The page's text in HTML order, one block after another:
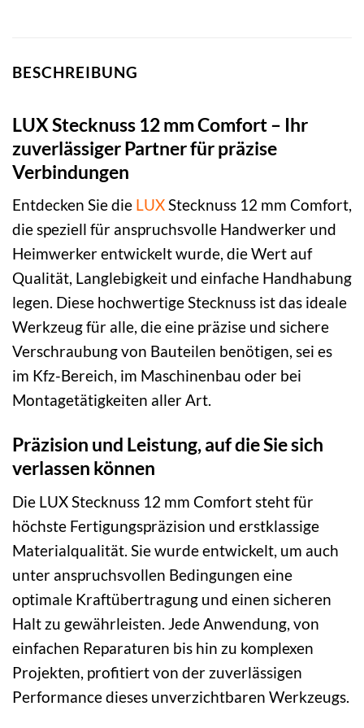
BESCHREIBUNG
LUX Stecknuss 12 mm Comfort – Ihr
zuverlässiger Partner für präzise
Verbindungen
Entdecken Sie die LUXStecknuss 12 mm Comfort,
die speziell für anspruchsvolle Handwerker und
Heimwerker entwickelt wurde, die Wert auf
Qualität, Langlebigkeit und einfache Handhabung
legen. Diese hochwertige Stecknuss ist das ideale
Werkzeug für alle, die eine präzise und sichere
Verschraubung von Bauteilen benötigen, sei es
im Kfz-Bereich, im Maschinenbau oder bei
Montagetätigkeiten aller Art.
Präzision und Leistung, auf die Sie sich
verlassen können
Die LUX Stecknuss 12 mm Comfort steht für
höchste Fertigungspräzision und erstklassige
Materialqualität. Sie wurde entwickelt, um auch
unter anspruchsvollen Bedingungen eine
optimale Kraftübertragung und einen sicheren
Halt zu gewährleisten. Jede Anwendung, von
einfachen Reparaturen bis hin zu komplexen
Projekten, profitiert von der zuverlässigen
Performance dieses unverzichtbaren Werkzeugs.